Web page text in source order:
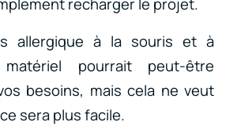
recharger le projet.
allergique à la souris et à
pourrait peut-être
besoins, mais cela ne veut
sera plus facile.